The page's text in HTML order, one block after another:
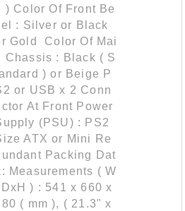
) Color Of Front Be
: Silver or Black
Gold Color Of Mai
Chassis : Black ( S
) or Beige P
or USB x 2 Conn
At Front Power
(PSU) : PS2
ATX or Mini Re
Packing Dat
Measurements ( W
) : 541 x 660 x
( mm ), ( 21.3" x